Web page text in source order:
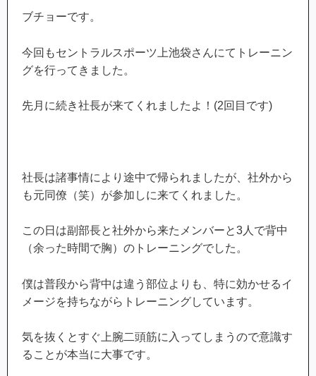
ブチョーです。
今回もセントラルスポーツ上池袋さんにてトレーニン
グを行ってきました。
先月に続き社長が来てくれましたよ！(2回目です)
社長は諸事情により途中で帰られましたが、社外から
も元同僚（笑）が参加しに来てくれました。
この日は副部長と社外から来たメンバーと3人で背中
（余った時間で胸）のトレーニングでした。
僕は普段から背中は違う部位よりも、特に効かせるイ
メージを持ちながらトレーニングしています。
気を抜くとすぐ上腕二頭筋に入ってしまうので意識す
ることが本当に大事です。